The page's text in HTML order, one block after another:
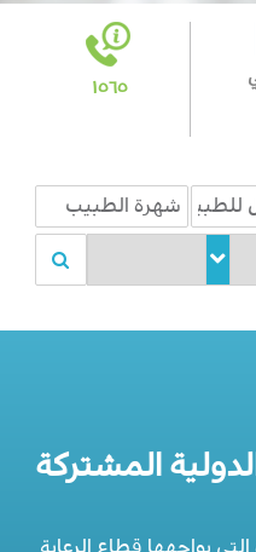
١٥٦٥
المشتركة
يواجهها قطاع الرعاية